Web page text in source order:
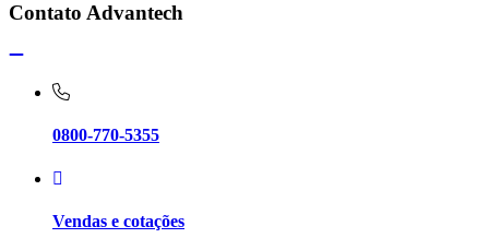
Contato Advantech
0800-770-5355
Vendas e cotações